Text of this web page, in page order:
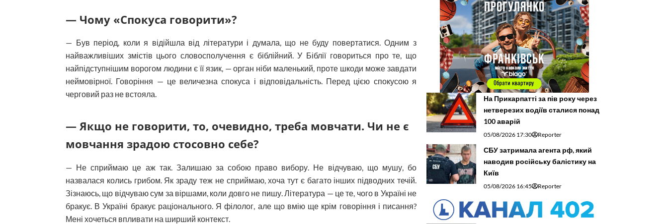
— Чому «Спокуса говорити»?
— Був період, коли я відійшла від літератури і думала, що не буду повертатися. Одним з
найважливіших змістів цього словосполучення є біблійний. У Біблії говориться про те, що
найпідступнішим ворогом людини є її язик, — орган ніби маленький, проте шкоди може завдати
неймовірної. Говоріння — це величезна спокуса і відповідальність. Перед цією спокусою я
черговий раз не встояла.
— Якщо не говорити, то, очевидно, треба мовчати. Чи не є
мовчання зрадою стосовно себе?
— Не сприймаю це аж так. Залишаю за собою право вибору. Не відчуваю, що мушу, бо
назвалася колись грибом. Як зраду теж не сприймаю, хоча тут є багато інших підводних течій.
Зізнаюсь, що відчуваю сум за віршами, коли довго не пишу. Література — це те, чого в Україні не
бракує. В Україні бракує раціонального. Я філолог, але що вмію ще крім говоріння і писання?
Мені хочеться впливати на ширший контекст.
На Прикарпатті за пів року через
нетверезих водіїв сталися понад
100 аварій
05/08/2026 17:30 Reporter
СБУ затримала агента рф, який
наводив російську балістику на
Київ
05/08/2026 16:45 Reporter